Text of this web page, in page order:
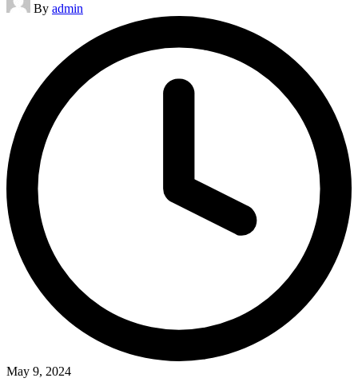
by
By admin
May 9, 2024